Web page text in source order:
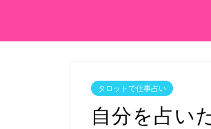
タロットで仕事占い
自分を占い